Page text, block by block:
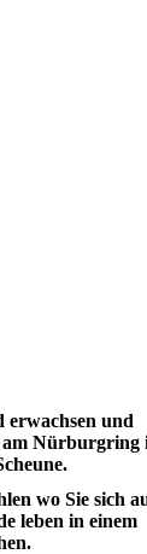
erwachsen und
am Nürburgring
wo Sie sich
leben in einem